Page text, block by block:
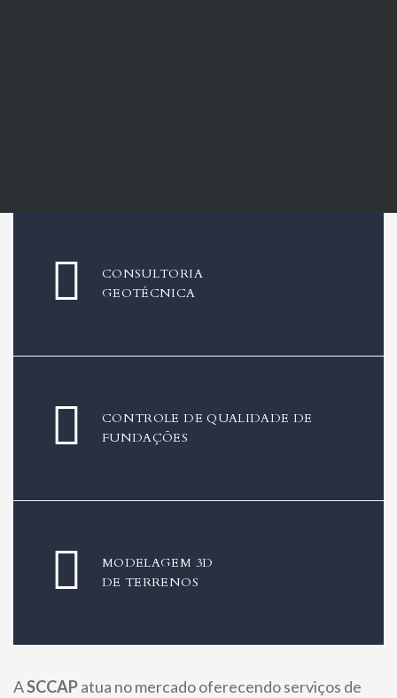
CONSULTORIA
GEOTÉCNICA
CONTROLE DE QUALIDADE DE
FUNDAÇÕES
MODELAGEM 3D
DE TERRENOS
ASCCAPatua no mercado oferecendo serviços de